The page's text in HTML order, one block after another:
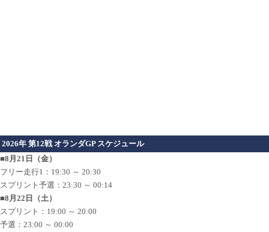
2026年 第12戦 オランダGP スケジュール
■8月21日（金）
フリー走行1：19:30 ～ 20:30
スプリント予選：23:30 ～ 00:14
■8月22日（土）
スプリント：19:00 ～ 20:00
予選：23:00 ～ 00:00